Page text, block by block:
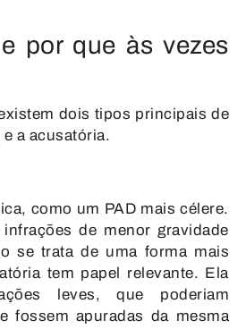
por que às vezes
dois tipos principais de
a acusatória.
como um PAD mais célere.
de menor gravidade
se trata de uma forma mais
tem papel relevante. Ela
leves, que poderiam
fossem apuradas da mesma